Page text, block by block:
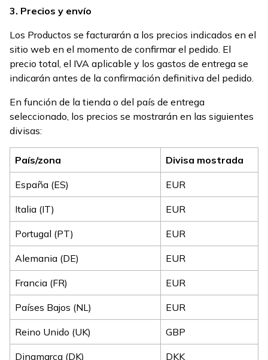
3. Precios y envío
Los Productos se facturarán a los precios indicados en el
sitio web en el momento de confirmar el pedido. El
precio total, el IVA aplicable y los gastos de entrega se
indicarán antes de la confirmación definitiva del pedido.
En función de la tienda o del país de entrega
seleccionado, los precios se mostrarán en las siguientes
divisas:
País/zona Divisa mostrada
España (ES) EUR
Italia (IT) EUR
Portugal (PT) EUR
Alemania (DE) EUR
Francia (FR) EUR
Países Bajos (NL) EUR
Reino Unido (UK) GBP
Dinamarca (DK) DKK